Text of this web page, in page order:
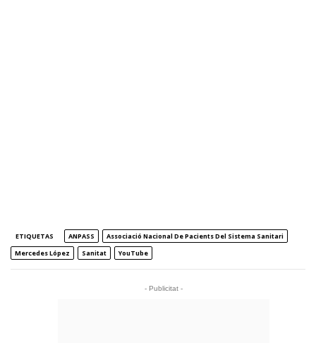
ETIQUETAS ANPASS
Associació Nacional De Pacients Del Sistema Sanitari
Mercedes López
Sanitat YouTube
- Publicitat -